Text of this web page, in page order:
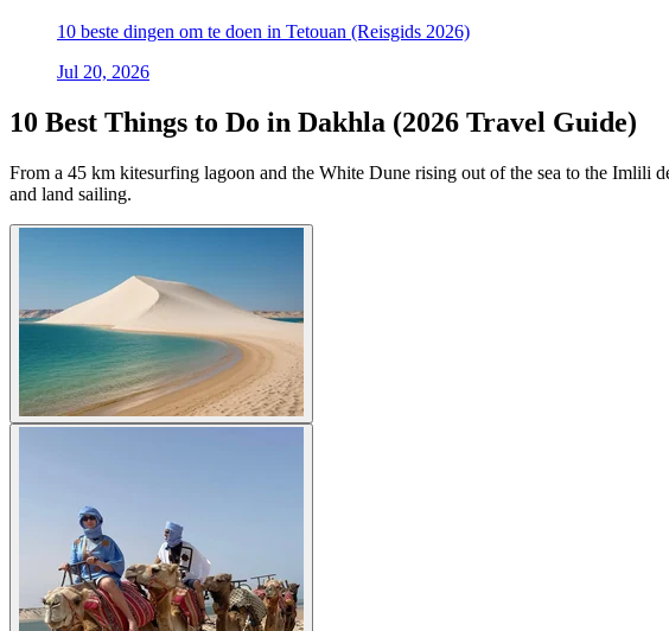
10 beste dingen om te doen in Tetouan (Reisgids 2026)
Jul 20, 2026
10 Best Things to Do in Dakhla (2026 Travel Guide)
From a 45 km kitesurfing lagoon and the White Dune rising out of the sea to the
and land sailing.